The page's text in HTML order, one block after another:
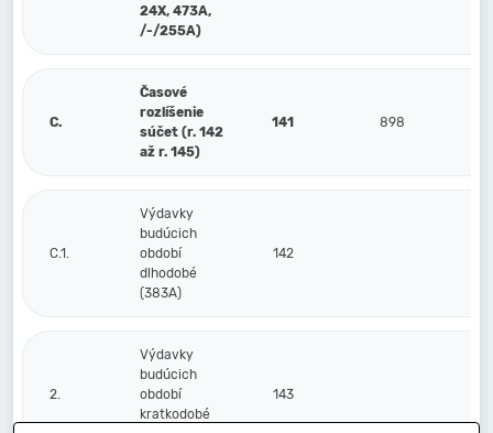
24X, 473A,
/-/255A)
C.
Časové
rozlíšenie
súčet (r. 142
až r. 145)
141 898
C.1.
Výdavky
budúcich
období
dlhodobé
(383A)
142
2.
Výdavky
budúcich
období
kratkodobé
143